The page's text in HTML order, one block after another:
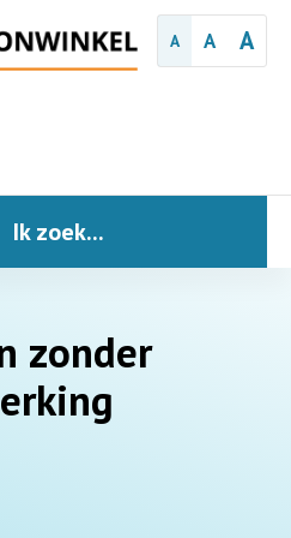
A A A
Ik zoek...
zonder